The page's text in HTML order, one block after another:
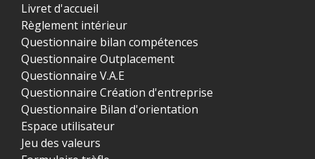
Livret d'accueil
Règlement intérieur
Questionnaire bilan compétences
Questionnaire Outplacement
Questionnaire V.A.E
Questionnaire Création d'entreprise
Questionnaire Bilan d'orientation
Espace utilisateur
Jeu des valeurs